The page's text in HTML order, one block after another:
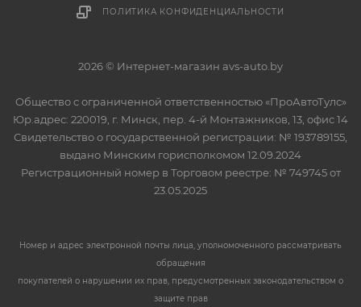
ПОЛИТИКА КОНФИДЕНЦИАЛЬНОСТИ
2026 © Интернет-магазин avs-auto.by
Общество с ограниченной ответственностью «ПроАвтоТулс»
Юр.адрес: 220019, г. Минск, пер. 4-й Монтажников, 13, офис 14
Свидетельство о государственной регистрации: № 193789155,
выдано Минским горисполкомом 12.09.2024
Регистрационный номер в Торговом реестре: № 749745 от
23.05.2025
Номер и адрес электронной почты лица, уполномоченного рассматривать
обращения
покупателей о нарушении их прав, предусмотренных законодательством о
защите прав